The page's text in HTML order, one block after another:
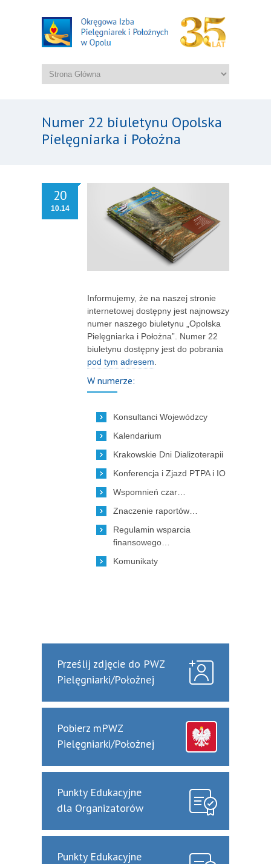
Numer 22 biuletynu Opolska
Pielęgniarka i Położna
20
10.14
Informujemy, że na naszej stronie
internetowej dostępny jest najnowszy
numer naszego biuletynu „Opolska
Pielęgniarka i Położna”. Numer 22
biuletynu dostępny jest do pobrania
pod tym adresem
W numerze:
Konsultanci Wojewódzcy
Kalendarium
Krakowskie Dni Dializoterapii
Konferencja i Zjazd PTPA i IO
Wspomnień czar…
Znaczenie raportów…
Regulamin wsparcia
finansowego…
Komunikaty
Prześlij zdjęcie do PWZ
Pielęgniarki/Położnej
Pobierz mPWZ
Pielęgniarki/Położnej
Punkty Edukacyjne
dla Organizatorów
Punkty Edukacyjne